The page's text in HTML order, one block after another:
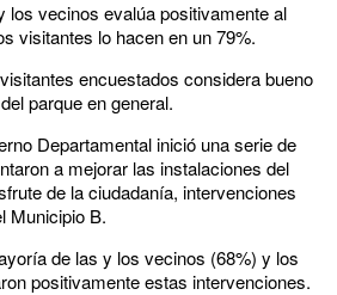
los vecinos evalúa positivamente al
visitantes lo hacen en un 79%.
encuestados considera bueno
parque en general.
Departamental inició una serie de
a mejorar las instalaciones del
de la ciudadanía, intervenciones
Municipio B.
de las y los vecinos (68%) y los
positivamente estas intervenciones.